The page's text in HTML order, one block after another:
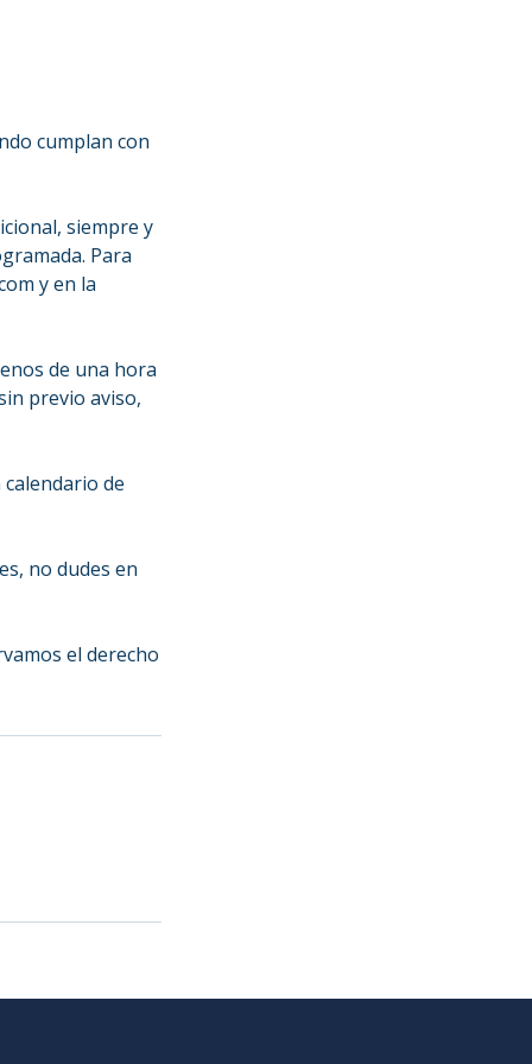
cumplan con
siempre y
Para
y en la
de una hora
previo aviso,
de
no dudes en
el derecho